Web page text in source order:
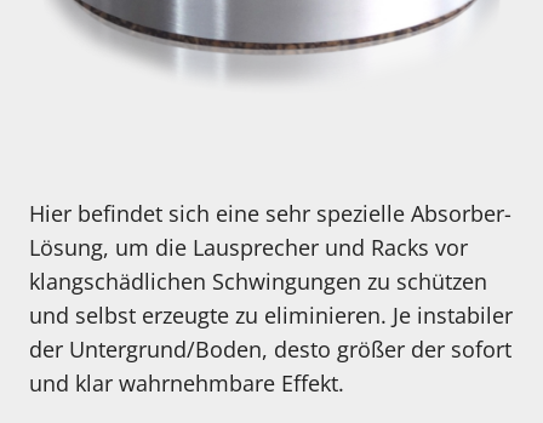
Hier befindet sich eine sehr spezielle Absorber-
Lösung, um die Lausprecher und Racks vor
klangschädlichen Schwingungen zu schützen
und selbst erzeugte zu eliminieren. Je instabiler
der Untergrund/Boden, desto größer der sofort
und klar wahrnehmbare Effekt.